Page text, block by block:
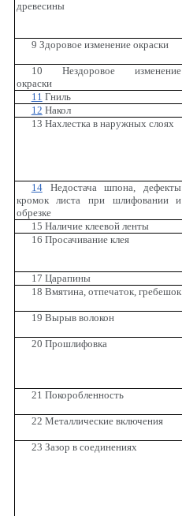
древесины
9 Здоровое изменение окраски
10 Нездоровое изменение
окраски
11 Гниль
12 Накол
13 Нахлестка в наружных слоях
14Недостача шпона, дефекты
кромок листа при шлифовании и
обрезке
15 Наличие клеевой ленты
16 Просачивание клея
17 Царапины
18 Вмятина, отпечаток, гребешок
19 Вырыв волокон
20 Прошлифовка
21 Покоробленность
22 Металлические включения
23 Зазор в соединениях